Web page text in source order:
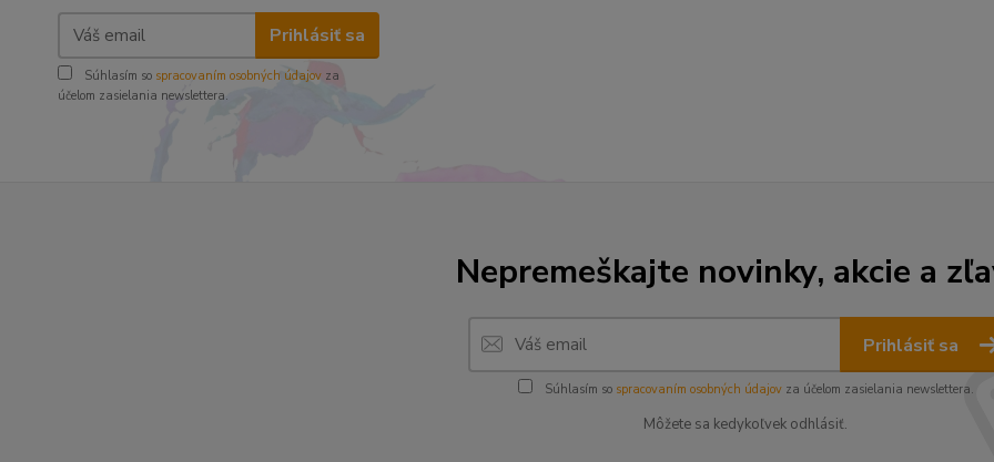
Prihlásiť sa
Súhlasím so spracovaním osobných údajov za
účelom zasielania newslettera.
Nepremeškajte novinky, akcie a
Prihlásiť sa
Súhlasím so spracovaním osobných údajovza účelom zasielania newslettera.
Môžete sa kedykoľvek odhlásiť.